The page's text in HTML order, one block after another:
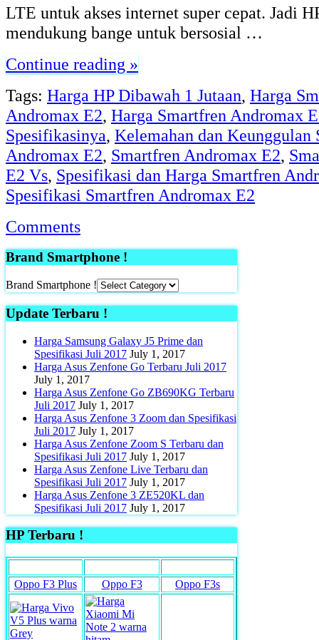
LTE untuk akses internet super cepat. Jadi
mendukung bange untuk bersosial …
Continue reading »
Tags: Harga HP Dibawah 1 Jutaan, Harga
Andromax E2, Harga Smartfren Andromax
Spesifikasinya, Kelemahan dan Keunggulan
Andromax E2, Smartfren Andromax E2,
E2 Vs, Spesifikasi dan Harga Smartfren
Spesifikasi Smartfren Andromax E2
Comments
Brand Smartphone !
Brand Smartphone !
Update Terbaru !
Harga Samsung Galaxy J5 Prime dan
Spesifikasi Juli 2017 July 1, 2017
Harga Asus Zenfone Go Terbaru Juli 2017
July 1, 2017
Harga Asus Zenfone Go ZB690KG Terbaru
Juli 2017 July 1, 2017
Harga Asus Zenfone 3 Zoom dan Spesifikasi
Juli 2017 July 1, 2017
Harga Asus Zenfone Zoom S Terbaru dan
Spesifikasi Juli 2017 July 1, 2017
Harga Asus Zenfone Live Terbaru dan
Spesifikasi Juli 2017 July 1, 2017
Harga Asus Zenfone 3 ZE520KL dan
Spesifikasi Juli 2017 July 1, 2017
HP Terbaru !
Oppo F3 Plus Oppo F3 Oppo F3s